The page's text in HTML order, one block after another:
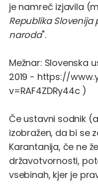
je namreč izjavila
Republika
naroda".
Mežnar: Slovenska
2019 - https://
v=RAF4ZDRy44c )
Če ustavni sodnik
izobražen, da bi se
Karantanija, če ne
državotvornosti,
vsebinah, kjer je